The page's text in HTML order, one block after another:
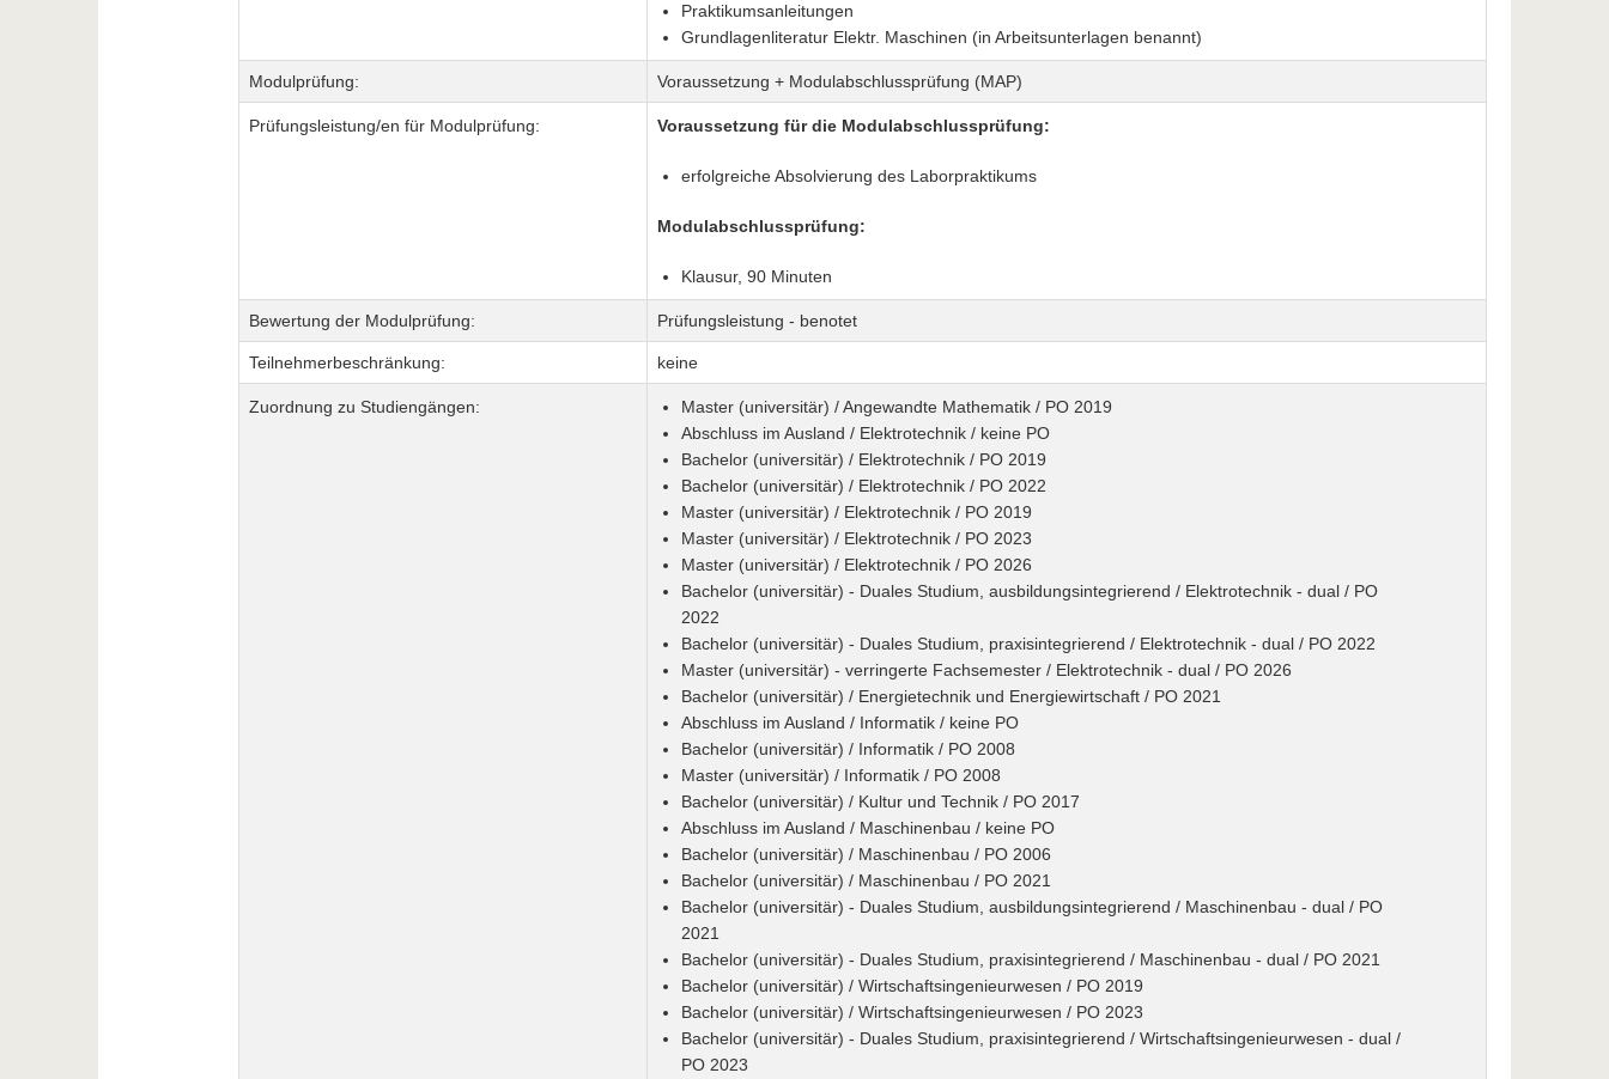
Praktikumsanleitungen
Grundlagenliteratur Elektr. Maschinen (in Arbeitsunterlagen benannt)
Modulprüfung: Voraussetzung + Modulabschlussprüfung (MAP)
Prüfungsleistung/en für Modulprüfung: Voraussetzung für die Modulabschlussprüfung:
erfolgreiche Absolvierung des Laborpraktikums
Modulabschlussprüfung:
Klausur, 90 Minuten
Bewertung der Modulprüfung: Prüfungsleistung - benotet
Teilnehmerbeschränkung: keine
Zuordnung zu Studiengängen:
Master (universitär) / Angewandte Mathematik / PO 2019
Abschluss im Ausland / Elektrotechnik / keine PO
Bachelor (universitär) / Elektrotechnik / PO 2019
Bachelor (universitär) / Elektrotechnik / PO 2022
Master (universitär) / Elektrotechnik / PO 2019
Master (universitär) / Elektrotechnik / PO 2023
Master (universitär) / Elektrotechnik / PO 2026
Bachelor (universitär) - Duales Studium, ausbildungsintegrierend / Elektrotechnik - dual / PO
2022
Bachelor (universitär) - Duales Studium, praxisintegrierend / Elektrotechnik - dual / PO 2022
Master (universitär) - verringerte Fachsemester / Elektrotechnik - dual / PO 2026
Bachelor (universitär) / Energietechnik und Energiewirtschaft / PO 2021
Abschluss im Ausland / Informatik / keine PO
Bachelor (universitär) / Informatik / PO 2008
Master (universitär) / Informatik / PO 2008
Bachelor (universitär) / Kultur und Technik / PO 2017
Abschluss im Ausland / Maschinenbau / keine PO
Bachelor (universitär) / Maschinenbau / PO 2006
Bachelor (universitär) / Maschinenbau / PO 2021
Bachelor (universitär) - Duales Studium, ausbildungsintegrierend / Maschinenbau - dual / PO
2021
Bachelor (universitär) - Duales Studium, praxisintegrierend / Maschinenbau - dual / PO 2021
Bachelor (universitär) / Wirtschaftsingenieurwesen / PO 2019
Bachelor (universitär) / Wirtschaftsingenieurwesen / PO 2023
Bachelor (universitär) - Duales Studium, praxisintegrierend / Wirtschaftsingenieurwesen - dual /
PO 2023